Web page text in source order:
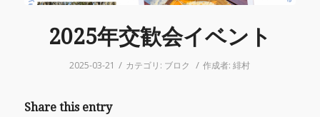
2025年交歓会イベント
2025-03-21 / カテゴリ: ブロク / 作成者:緋村
Share this entry